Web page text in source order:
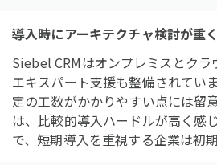
導入時にアーキテクチャ検討が重
Siebel CRMはオンプレミスとク
エキスパート支援も整備されてい
定の工数がかかりやすい点には留
は、比較的導入ハードルが高く感
で、短期導入を重視する企業は初